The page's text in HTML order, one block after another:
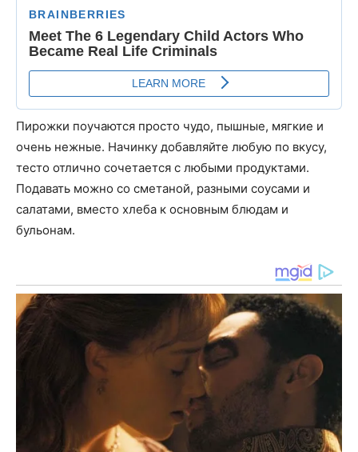
Пирожки поучаются просто чудо, пышные, мягкие и
очень нежные. Начинку добавляйте любую по вкусу,
тесто отлично сочетается с любыми продуктами.
Подавать можно со сметаной, разными соусами и
салатами, вместо хлеба к основным блюдам и
бульонам.